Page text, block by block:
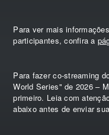
Para ver mais
participantes, confira a
Para fazer co-streaming
World Series" de 2026 –
primeiro. Leia com
abaixo antes de enviar